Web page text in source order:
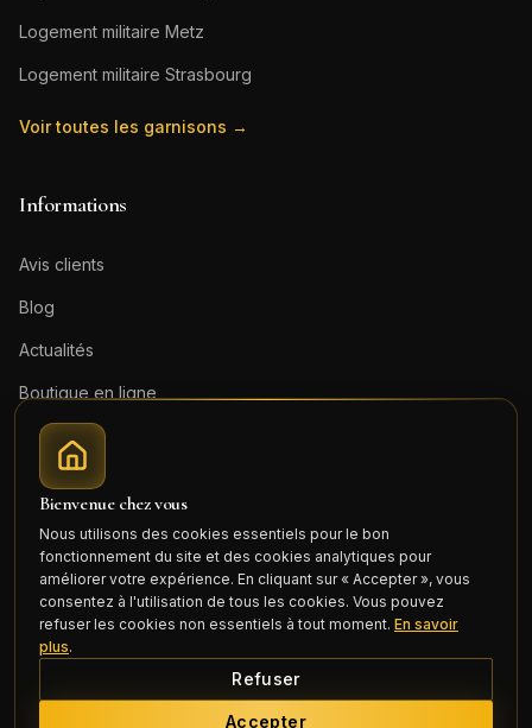
Logement militaire Metz
Logement militaire Strasbourg
Voir toutes les garnisons →
Informations
Avis clients
Blog
Actualités
Boutique en ligne
Contact
Mentions légales
Connexion
Bienvenue chez vous
Nous utilisons des cookies essentiels pour le bon
fonctionnement du site et des cookies analytiques pour
améliorer votre expérience. En cliquant sur « Accepter », vous
consentez à l'utilisation de tous les cookies. Vous pouvez
refuser les cookies non essentiels à tout moment. En savoir
plus.
Refuser
Accepter